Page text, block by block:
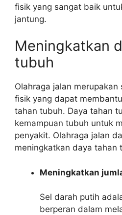
fisik yang sangat baik
jantung.
Meningkatkan
tubuh
Olahraga jalan
fisik yang dapat
tahan tubuh. Daya tahan
kemampuan tubuh untuk
penyakit. Olahraga jalan
meningkatkan daya tahan
Meningkatkan
Sel darah putih
berperan dalam